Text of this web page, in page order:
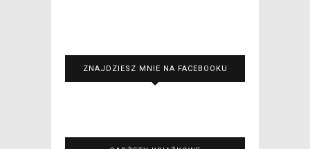
ZNAJDZIESZ MNIE NA FACEBOOKU